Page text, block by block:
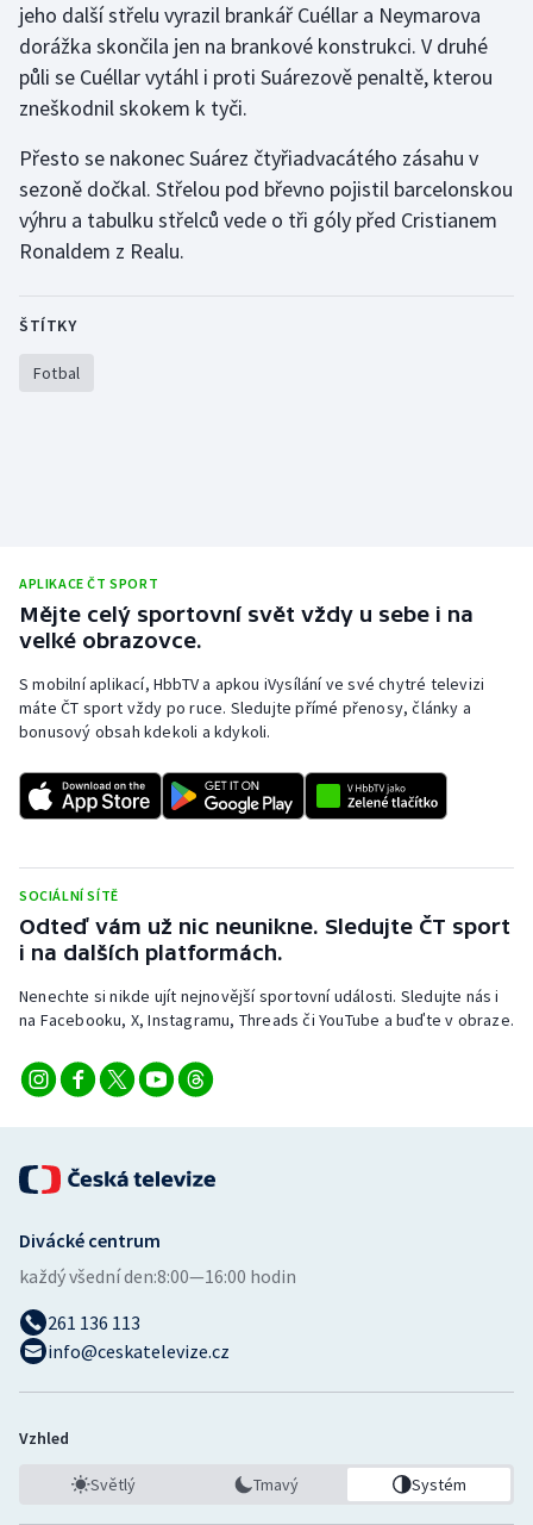
Házená
Jezdectví
Judo
Krasobruslení
Lezení
Lyže a snowboard
Moderní pětiboj
Plavání
Ragby
Rychlobruslení
Short track
Sportovní střelba
Stolní tenis
Triatlon
Veslování
Vodní slalom
Volejbal
Ostatní
jeho další střelu vyrazil brankář Cuéllar a Neymarova
dorážka skončila jen na brankové konstrukci. V druhé
půli se Cuéllar vytáhl i proti Suárezově penaltě, kterou
zneškodnil skokem k tyči.
Přesto se nakonec Suárez čtyřiadvacátého zásahu v
sezoně dočkal. Střelou pod břevno pojistil barcelonskou
výhru a tabulku střelců vede o tři góly před Cristianem
Ronaldem z Realu.
ŠTÍTKY
Fotbal
APLIKACE ČT SPORT
Mějte celý sportovní svět vždy u sebe i na
velké obrazovce.
S mobilní aplikací, HbbTV a apkou iVysílání ve své chytré televizi
máte ČT sport vždy po ruce. Sledujte přímé přenosy, články a
bonusový obsah kdekoli a kdykoli.
SOCIÁLNÍ SÍTĚ
Odteď vám už nic neunikne. Sledujte ČT sport
i na dalších platformách.
Nenechte si nikde ujít nejnovější sportovní události. Sledujte nás i
na Facebooku, X, Instagramu, Threads či YouTube a buďte v obraze.
Divácké centrum
každý všední den:8:00—16:00 hodin
261 136 113
info@ceskatelevize.cz
Vzhled
Světlý Tmavý Systém